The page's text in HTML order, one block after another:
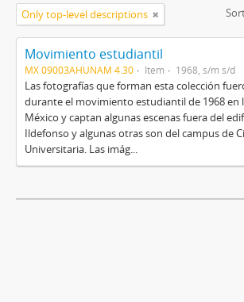
Only top-level descriptions
Movimiento estudiantil
MX 09003AHUNAM 4.30 Item 1968, s/m s/d
Las fotografías que forman esta colección
durante el movimiento estudiantil de 1968 en
México y captan algunas escenas fuera del
Ildefonso y algunas otras son del campus de
Universitaria. Las imág...